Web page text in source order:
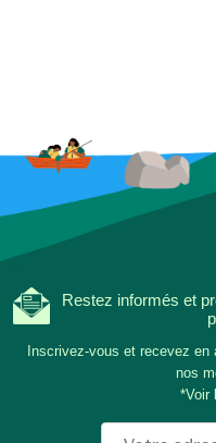
Restez informés et
Inscrivez-vous et recevez
nos
*Voir